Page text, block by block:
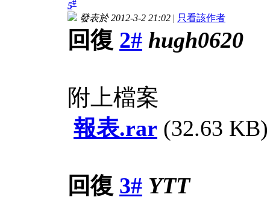
5#
發表於 2012-3-2 21:02 | 只看該作者
回復 2# hugh0620
附上檔案
報表.rar (32.63 KB)
回復 3# YTT